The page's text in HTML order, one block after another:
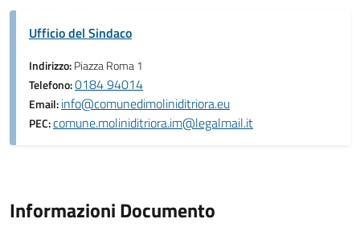
Ufficio del Sindaco
Indirizzo:Piazza Roma 1
Telefono:0184 94014
Email:info@comunedimoliniditriora.eu
PEC:comune.moliniditriora.im@legalmail.it
Informazioni Documento